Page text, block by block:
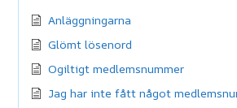
Anläggningarna
Glömt lösenord
Ogiltigt medlemsnummer
Jag har inte fått något